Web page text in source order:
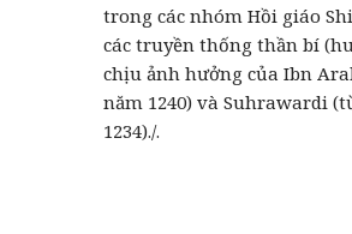
trong các nhóm Hồi giáo
các truyền thống thần bí
chịu ảnh hưởng của Ibn
năm 1240) và Suhrawardi
1234)./.